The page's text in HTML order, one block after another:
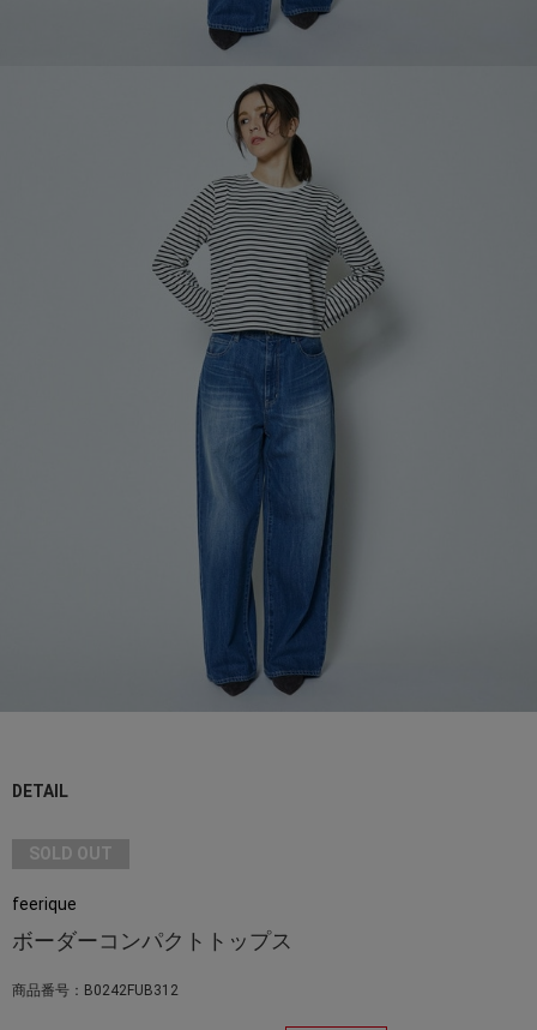
DETAIL
SOLD OUT
feerique
ボーダーコンパクトトップス
商品番号：B0242FUB312